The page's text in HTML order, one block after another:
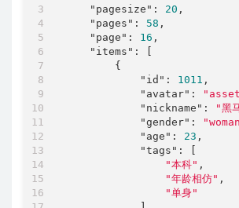
"pagesize" : 20 ,
"pages" : 58 ,
"page" : 16 ,
"items" : [
        {
"id" : 1011 ,
"avatar" :
"nickname" : "黑
"gender" :
"age" : 23 ,
"tags" : [
"本科" ,
"年龄相仿" ,
"单身"